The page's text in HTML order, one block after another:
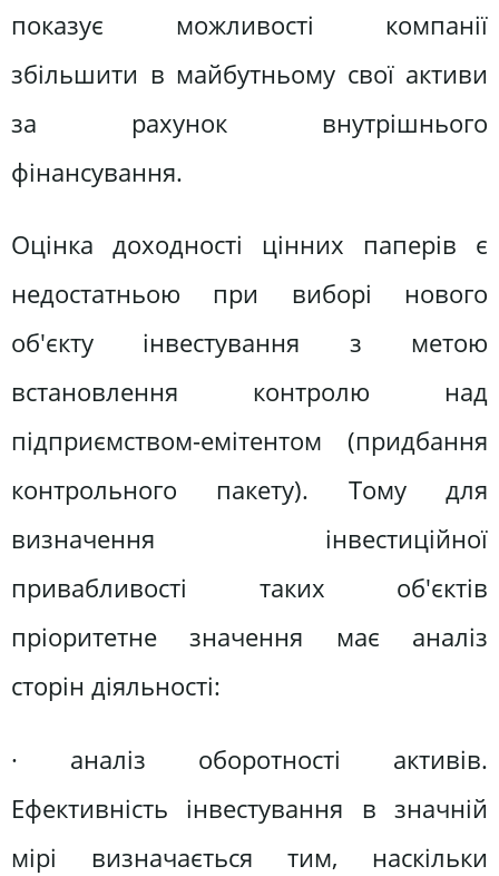
показує можливості компанії
збільшити в майбутньому свої активи
за рахунок внутрішнього
фінансування.
Оцінка доходності цінних паперів є
недостатньою при виборі нового
об'єкту інвестування з метою
встановлення контролю над
підприємством-емітентом (придбання
контрольного пакету). Тому для
визначення інвестиційної
привабливості таких об'єктів
пріоритетне значення має аналіз
сторін діяльності:
· аналіз оборотності активів.
Ефективність інвестування в значній
мірі визначається тим, наскільки